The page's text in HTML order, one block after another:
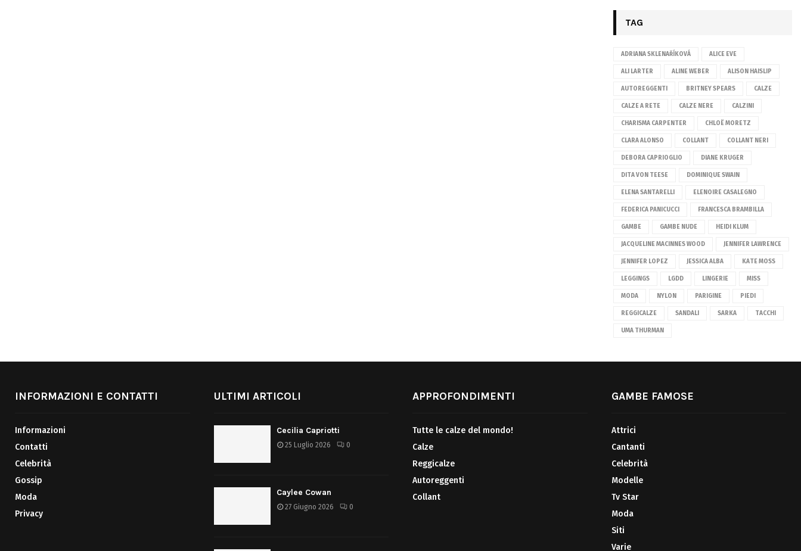
TAG
ADRIANA SKLENAŘÍKOVÁ ALICE EVE
ALI LARTER ALINE WEBER ALISON HAISLIP
AUTOREGGENTI BRITNEY SPEARS CALZE
CALZE A RETE CALZE NERE CALZINI
CHARISMA CARPENTER CHLOË MORETZ
CLARA ALONSO COLLANT COLLANT NERI
DEBORA CAPRIOGLIO DIANE KRUGER
DITA VON TEESE DOMINIQUE SWAIN
ELENA SANTARELLI ELENOIRE CASALEGNO
FEDERICA PANICUCCI FRANCESCA BRAMBILLA
GAMBE GAMBE NUDE HEIDI KLUM
JACQUELINE MACINNES WOOD JENNIFER LAWRENCE
JENNIFER LOPEZ JESSICA ALBA KATE MOSS
LEGGINGS LGDD LINGERIE MISS
MODA NYLON PARIGINE PIEDI
REGGICALZE SANDALI SARKA TACCHI
UMA THURMAN
INFORMAZIONI E CONTATTI
Informazioni
Contatti
Celebrità
Gossip
Moda
Privacy
ULTIMI ARTICOLI
Cecilia Capriotti
25 Luglio 2026 0
Caylee Cowan
27 Giugno 2026 0
APPROFONDIMENTI
Tutte le calze del mondo!
Calze
Reggicalze
Autoreggenti
Collant
GAMBE FAMOSE
Attrici
Cantanti
Celebrità
Modelle
Tv Star
Moda
Siti
Varie